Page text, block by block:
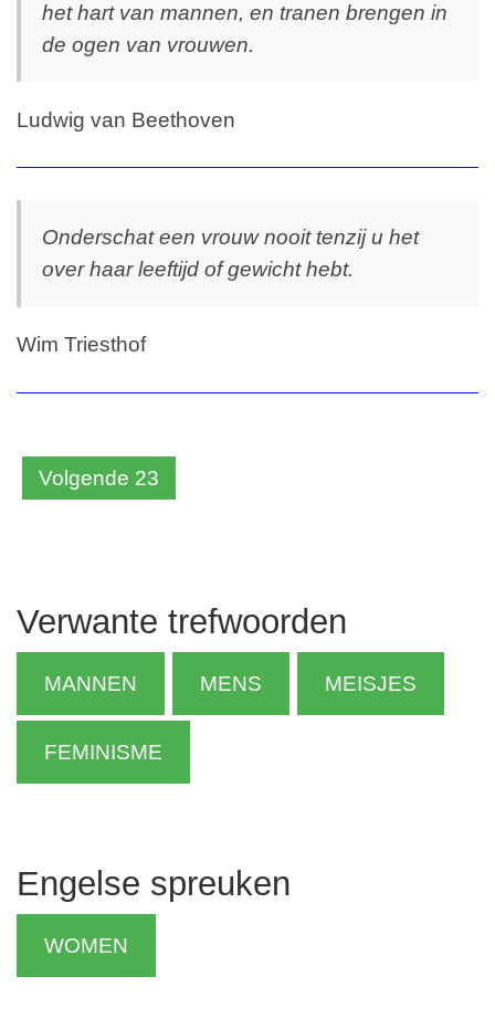
het hart van mannen, en tranen brengen in
de ogen van vrouwen.
Ludwig van Beethoven
Onderschat een vrouw nooit tenzij u het
over haar leeftijd of gewicht hebt.
Wim Triesthof
Volgende 23
Verwante trefwoorden
MANNEN MENS MEISJES
FEMINISME
Engelse spreuken
WOMEN